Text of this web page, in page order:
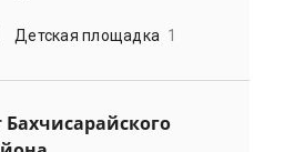
Детская площадка 1
Бахчисарайского